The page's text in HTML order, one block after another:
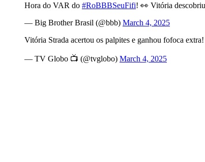
Hora do VAR do #RoBBBSeuFifi! 👀 Vitória
— Big Brother Brasil (@bbb) March 4, 2025
Vitória Strada acertou os palpites e ganhou fofoca extra!
— TV Globo 📺 (@tvglobo) March 4, 2025